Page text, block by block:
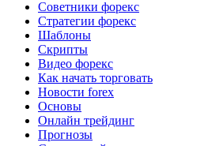
Советники форекс
Стратегии форекс
Шаблоны
Скрипты
Видео форекс
Как начать торговать
Новости forex
Основы
Онлайн трейдинг
Прогнозы